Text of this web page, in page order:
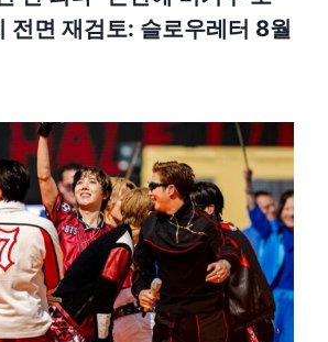
전면 재검토: 슬로우레터 8월